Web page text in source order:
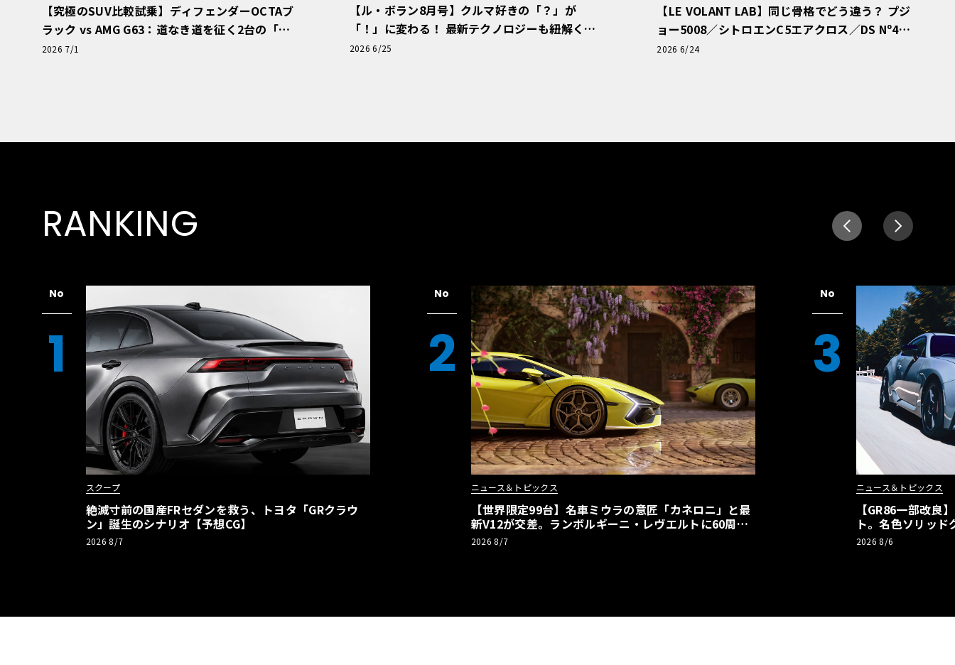
【究極のSUV比較試乗】ディフェンダーOCTAブ
ラック vs AMG G63：道なき道を征く2台の「対
極的アプローチ」
2026 7/1
【ル・ボラン8月号】クルマ好きの「？」が
「！」に変わる！ 最新テクノロジーも紐解く
「輸入車Q&A」
2026 6/25
【LE VOLANT LAB】同じ骨格でどう違う？ プジ
ョー5008／シトロエンC5エアクロス／DS Nº4
読者一気乗りレポート
2026 6/24
RANKING
No
1
スクープ
絶滅寸前の国産FRセダンを救う、トヨタ「GRクラウ
ン」誕生のシナリオ【予想CG】
2026 8/7
No
2
ニュース＆トピックス
【世界限定99台】名車ミウラの意匠「カネロニ」と最
新V12が交差。ランボルギーニ・レヴエルトに60周年
記念車が登場
2026 8/7
No
3
ニュース＆トピックス
【GR86一部改良
ト。名色ソリッ
極みへ
2026 8/6